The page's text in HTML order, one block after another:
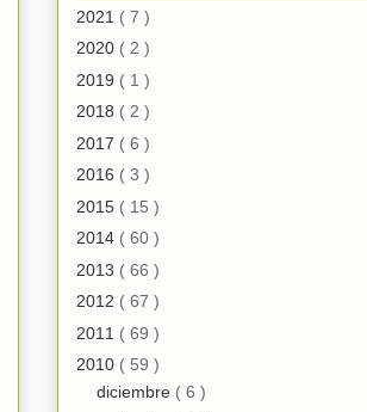
2021 ( 7 )
2020 ( 2 )
2019 ( 1 )
2018 ( 2 )
2017 ( 6 )
2016 ( 3 )
2015 ( 15 )
2014 ( 60 )
2013 ( 66 )
2012 ( 67 )
2011 ( 69 )
2010 ( 59 )
diciembre ( 6 )